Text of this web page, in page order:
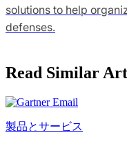
solutions to help
defenses.
Read Similar
製品とサービス